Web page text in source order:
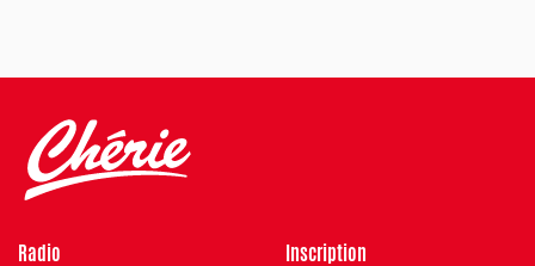
Radio Inscription